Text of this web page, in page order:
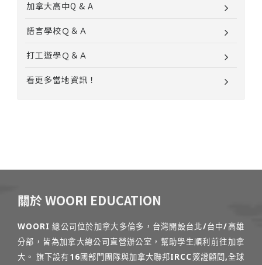
加拿大高中Q & A
語言學校Ｑ＆Ａ
打工遊學Ｑ＆Ａ
看更多當地資訊！
關於 WOORI EDUCATION
WOORI 總公司位於加拿大多倫多，台灣開設台北/台中/高雄
分部，皆為加拿大總公司直營辦公室，幫助學生順利前往加拿
大。 旗下設有16國部門團隊與加拿大聯邦IRCC簽證顧問,全球